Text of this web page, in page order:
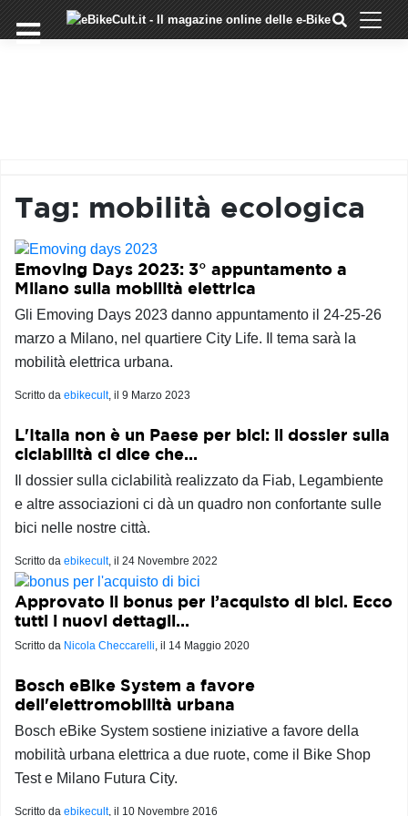
×
TUTORIAL
STAFF
DI
EBIKECULT
CONTATTI
PRIVACY
Tag: mobilità ecologica
Emoving Days 2023: 3° appuntamento a
Milano sulla mobilità elettrica
Gli Emoving Days 2023 danno appuntamento il 24-25-26
marzo a Milano, nel quartiere City Life. Il tema sarà la
mobilità elettrica urbana.
Scritto da ebikecult, il 9 Marzo 2023
L'Italia non è un Paese per bici: il dossier sulla
ciclabilità ci dice che...
Il dossier sulla ciclabilità realizzato da Fiab, Legambiente
e altre associazioni ci dà un quadro non confortante sulle
bici nelle nostre città.
Scritto da ebikecult, il 24 Novembre 2022
Approvato il bonus per l’acquisto di bici. Ecco
tutti i nuovi dettagli…
Scritto da Nicola Checcarelli , il 14 Maggio 2020
Bosch eBike System a favore
dell'elettromobilità urbana
Bosch eBike System sostiene iniziative a favore della
mobilità urbana elettrica a due ruote, come il Bike Shop
Test e Milano Futura City.
Scritto da ebikecult, il 10 Novembre 2016